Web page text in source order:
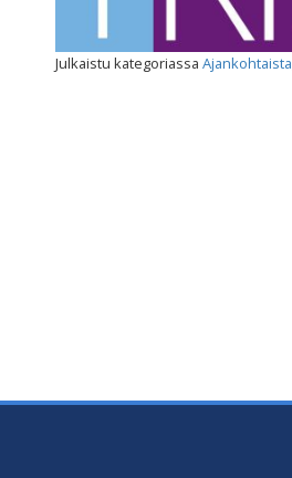
Julkaistu kategoriassa Ajankohtaista